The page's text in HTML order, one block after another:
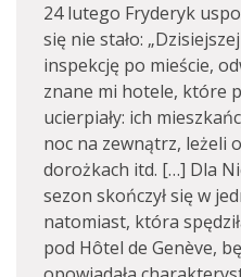
24 lutego Fryderyk
się nie stało:
inspekcję po mieście,
znane mi hotele, które
ucierpiały: ich
noc na zewnątrz, leżeli
dorożkach itd. […] Dla
sezon skończył się w
natomiast, która
pod Hôtel de Genève,